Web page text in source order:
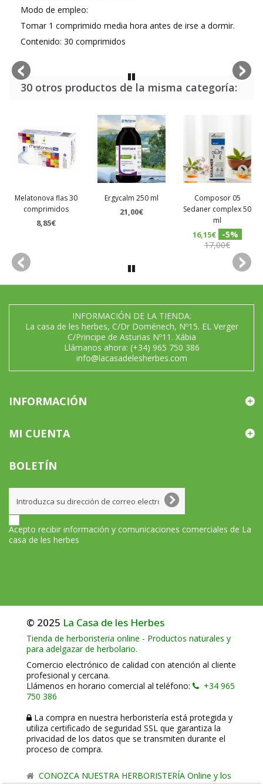
Modo de empleo:
Tomar 1 comprimido media hora antes de irse a dormir.
Contenido: 30 comprimidos
30 otros productos de la misma categoría:
Melatonova flas 30
comprimidos
8,85€
Ergycalm 250 ml
21,00€
Composor 05
Sedaner complex 50
ml
16,15€
-5%
17,00€
INFORMACIÓN DE LA TIENDA:
La casa de les herbes, C/Dr Doménech, Nº15. EL Verger
C/Principe de Asturias Nº11. Xábia
Llámanos ahora: (+34) 965 750 386
info@lacasadelesherbes.com
INFORMACIÓN
MI CUENTA
BOLETÍN
Acepto recibir información y comunicaciones comerciales de La
casa de les herbes
© 2025 La Casa de les Herbes
Tienda de herboristeria online - Productos naturales y
para adelgazar de herbolario.
Comercio electrónico de calidad con atención al cliente
profesional y cercana.
Llámenos en horario comercial al teléfono:
+34 965
750 386
La compra en nuestra herboristería está protegida y
utiliza certificado de seguridad SSL que garantiza la
privacidad de los datos que se transmiten durante el
proceso de compra.
CONOZCA NUESTRA HERBORISTERÍA Online y los